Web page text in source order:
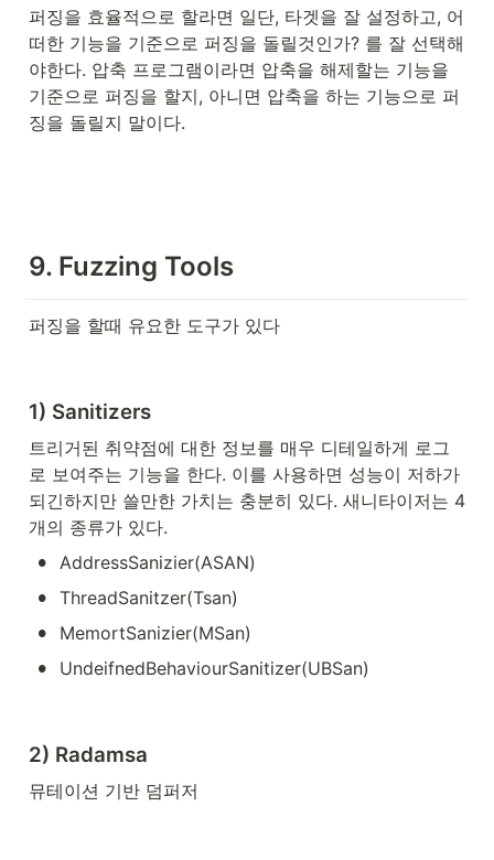
퍼징을 효율적으로 할라면 일단, 타겟을 잘 설정하고, 어
떠한 기능을 기준으로 퍼징을 돌릴것인가? 를 잘 선택해
야한다. 압축 프로그램이라면 압축을 해제할는 기능을
기준으로 퍼징을 할지, 아니면 압축을 하는 기능으로 퍼
징을 돌릴지 말이다.
9. Fuzzing Tools
퍼징을 할때 유요한 도구가 있다
1) Sanitizers
트리거된 취약점에 대한 정보를 매우 디테일하게 로그
로 보여주는 기능을 한다. 이를 사용하면 성능이 저하가
되긴하지만 쓸만한 가치는 충분히 있다. 새니타이저는 4
개의 종류가 있다.
• AddressSanizier(ASAN)
• ThreadSanitzer(Tsan)
• MemortSanizier(MSan)
• UndeifnedBehaviourSanitizer(UBSan)
2) Radamsa
뮤테이션 기반 덤퍼저